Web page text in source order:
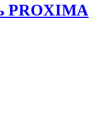
PROXIMA